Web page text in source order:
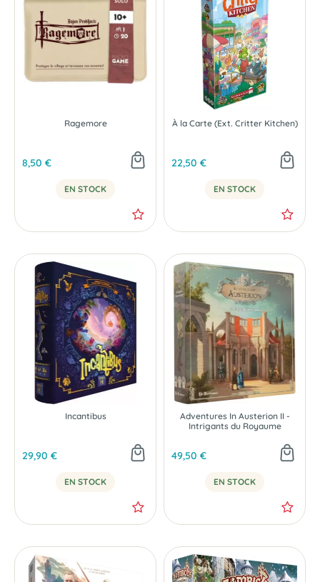
-30 %
Ragemore
8,50 €
EN STOCK
À la Carte (Ext. Critter Kitchen)
22,50 €
EN STOCK
Incantibus
29,90 €
EN STOCK
Adventures In Austerion II -
Intrigants du Royaume
49,50 €
EN STOCK